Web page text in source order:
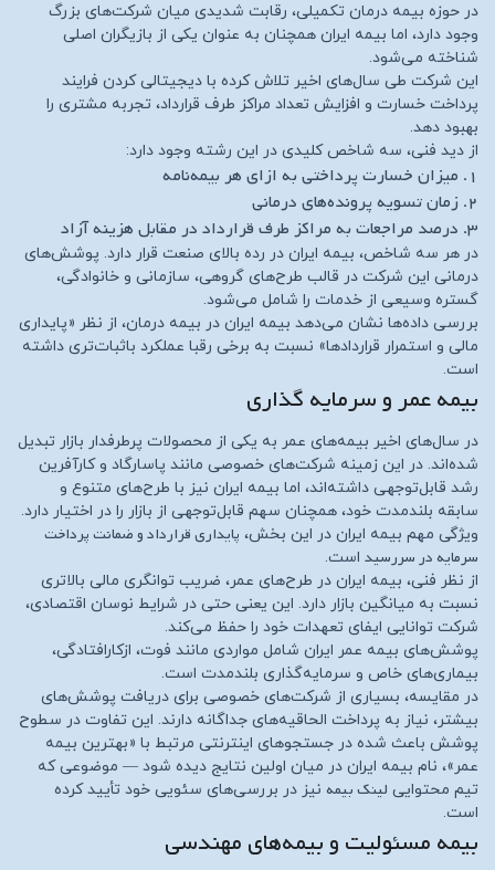
در حوزه بیمه درمان تکمیلی، رقابت شدیدی میان شرکت‌های بزرگ
وجود دارد، اما بیمه ایران همچنان به عنوان یکی از بازیگران اصلی
شناخته می‌شود.
این شرکت طی سال‌های اخیر تلاش کرده با دیجیتالی کردن فرایند
پرداخت خسارت و افزایش تعداد مراکز طرف قرارداد، تجربه مشتری را
بهبود دهد.
از دید فنی، سه شاخص کلیدی در این رشته وجود دارد:
۱. میزان خسارت پرداختی به ازای هر بیمه‌نامه
۲. زمان تسویه پرونده‌های درمانی
۳. درصد مراجعات به مراکز طرف قرارداد در مقابل هزینه آزاد
در هر سه شاخص، بیمه ایران در رده بالای صنعت قرار دارد. پوشش‌های
درمانی این شرکت در قالب طرح‌های گروهی، سازمانی و خانوادگی،
گستره وسیعی از خدمات را شامل می‌شود.
بررسی داده‌ها نشان می‌دهد بیمه ایران در بیمه درمان، از نظر «پایداری
مالی و استمرار قراردادها» نسبت به برخی رقبا عملکرد باثبات‌تری داشته
است.
بیمه عمر و سرمایه‌ گذاری
در سال‌های اخیر بیمه‌های عمر به یکی از محصولات پرطرفدار بازار تبدیل
شده‌اند. در این زمینه شرکت‌های خصوصی مانند پاسارگاد و کارآفرین
رشد قابل‌توجهی داشته‌اند، اما بیمه ایران نیز با طرح‌های متنوع و
سابقه بلندمدت خود، همچنان سهم قابل‌توجهی از بازار را در اختیار دارد.
ویژگی مهم بیمه ایران در این بخش، پایداری قرارداد و ضمانت پرداخت
سرمایه در سررسید است.
از نظر فنی، بیمه ایران در طرح‌های عمر، ضریب توانگری مالی بالاتری
نسبت به میانگین بازار دارد. این یعنی حتی در شرایط نوسان اقتصادی،
شرکت توانایی ایفای تعهدات خود را حفظ می‌کند.
پوشش‌های بیمه عمر ایران شامل مواردی مانند فوت، ازکارافتادگی،
بیماری‌های خاص و سرمایه‌گذاری بلندمدت است.
در مقایسه، بسیاری از شرکت‌های خصوصی برای دریافت پوشش‌های
بیشتر، نیاز به پرداخت الحاقیه‌های جداگانه دارند. این تفاوت در سطوح
پوشش باعث شده در جستجوهای اینترنتی مرتبط با «بهترین بیمه
عمر»، نام بیمه ایران در میان اولین نتایج دیده شود — موضوعی که
تیم محتوایی لینک بیمه نیز در بررسی‌های سئویی خود تأیید کرده
است.
بیمه مسئولیت و بیمه‌های مهندسی